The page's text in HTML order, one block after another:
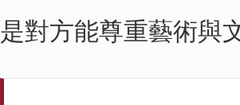
是對方能尊重藝術與